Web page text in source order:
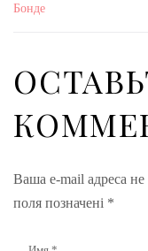
Бонде
Ваша e-mail адреса
поля позначені *